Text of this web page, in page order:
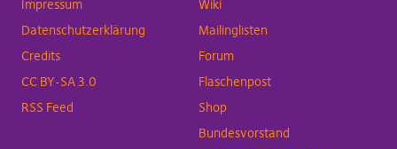
Impressum
Datenschutzerklärung
Credits
CC BY-SA 3.0
RSS Feed
Wiki
Mailinglisten
Forum
Flaschenpost
Shop
Bundesvorstand